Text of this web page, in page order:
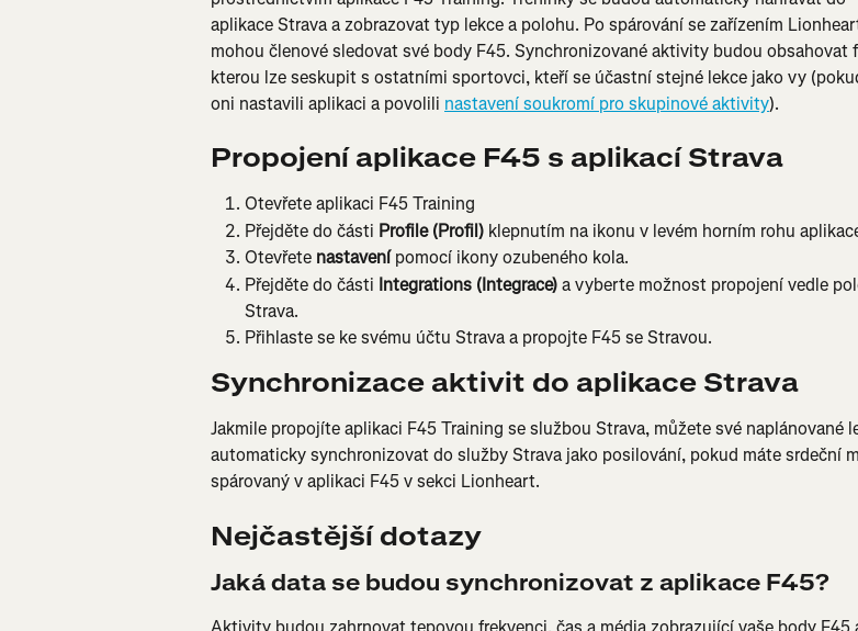
aplikace Strava a zobrazovat typ lekce a polohu. Po spárování se zařízením
mohou členové sledovat své body F45. Synchronizované aktivity budou obsahovat
kterou lze seskupit s ostatními sportovci, kteří se účastní stejné lekce jako vy
oni nastavili aplikaci a povolili nastavení soukromí pro skupinové aktivity).
Propojení aplikace F45 s aplikací Strava
Otevřete aplikaci F45 Training
Přejděte do části Profile (Profil) klepnutím na ikonu v levém horním rohu
Otevřete nastavení pomocí ikony ozubeného kola.
Přejděte do části Integrations (Integrace) a vyberte možnost propojení vedle
Strava.
Přihlaste se ke svému účtu Strava a propojte F45 se Stravou.
Synchronizace aktivit do aplikace Strava
Jakmile propojíte aplikaci F45 Training se službou Strava, můžete své naplánované
automaticky synchronizovat do služby Strava jako posilování, pokud máte srdeční
spárovaný v aplikaci F45 v sekci Lionheart.
Nejčastější dotazy
Jaká data se budou synchronizovat z aplikace F45?